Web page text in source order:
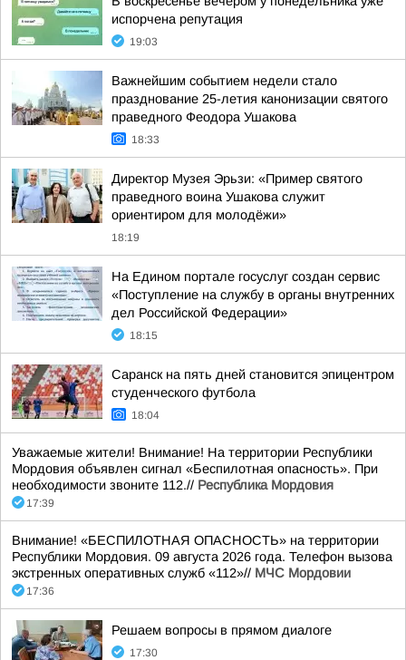
испорчена репутация
19:03
Важнейшим событием недели стало
празднование 25-летия канонизации святого
праведного Феодора Ушакова
18:33
Директор Музея Эрьзи: «Пример святого
праведного воина Ушакова служит
ориентиром для молодёжи»
18:19
На Едином портале госуслуг создан сервис
«Поступление на службу в органы внутренних
дел Российской Федерации»
18:15
Саранск на пять дней становится эпицентром
студенческого футбола
18:04
Уважаемые жители! Внимание! На территории Республики
Мордовия объявлен сигнал «Беспилотная опасность». При
необходимости звоните 112.// Республика Мордовия
17:39
Внимание! «БЕСПИЛОТНАЯ ОПАСНОСТЬ» на территории
Республики Мордовия. 09 августа 2026 года. Телефон вызова
экстренных оперативных служб «112»// МЧС Мордовии
17:36
Решаем вопросы в прямом диалоге
17:30